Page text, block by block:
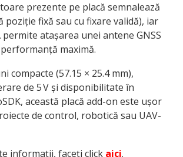
prezente pe placă semnalează
poziție fixă sau cu fixare validă), iar
atașarea unei antene GNSS
maximă.
compacte (57.15 × 25.4 mm),
de 5 V și disponibilitate în
această placă add-on este ușor
de control, robotică sau UAV-
informații, faceți click aici.